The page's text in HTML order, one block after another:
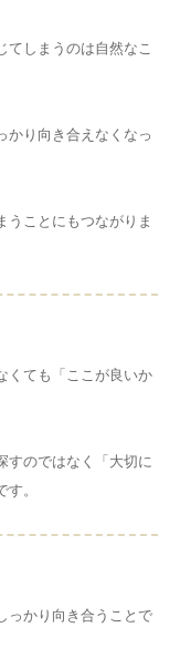
てしまうのは自然なこ
かり向き合えなくなっ
うことにもつながりま
くても「ここが良いか
すのではなく「大切に
。
っかり向き合うことで